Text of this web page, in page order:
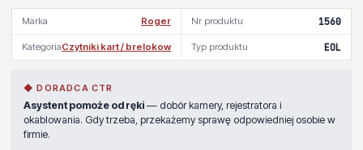
Marka Roger Nr produktu 1560
KategoriaCzytniki kart / brelokow Typ produktu EOL
◆ DORADCA CTR
Asystent pomoże od ręki — dobór kamery, rejestratora i
okablowania. Gdy trzeba, przekażemy sprawę odpowiedniej osobie w
firmie.